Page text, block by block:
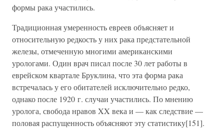
формы рака участились.
Традиционная умеренность евреев объясняет и
относительную редкость у них рака предстательной
железы, отмеченную многими американскими
урологами. Один врач писал после 30 лет работы в
еврейском квартале Бруклина, что эта форма рака
встречалась у его обитателей исключительно редко,
однако после 1920 г. случаи участились. По мнению
уролога, свобода нравов XX века и — как следствие —
половая распущенность объясняют эту статистику[151].